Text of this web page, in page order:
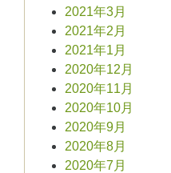
2021年3月
2021年2月
2021年1月
2020年12月
2020年11月
2020年10月
2020年9月
2020年8月
2020年7月